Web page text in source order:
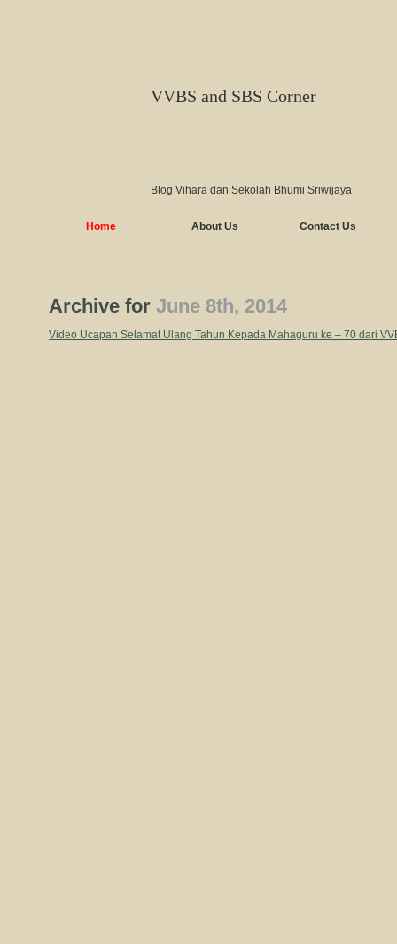
VVBS and SBS Corner
Blog Vihara dan Sekolah Bhumi Sriwijaya
Home About Us Contact Us
Archive for June 8th, 2014
Video Ucapan Selamat Ulang Tahun Kepada Mahaguru ke – 70 dari